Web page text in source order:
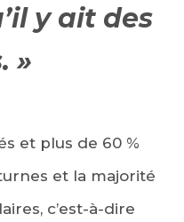
y ait des
. »
et plus de 60 %
et la majorité
c’est-à-dire